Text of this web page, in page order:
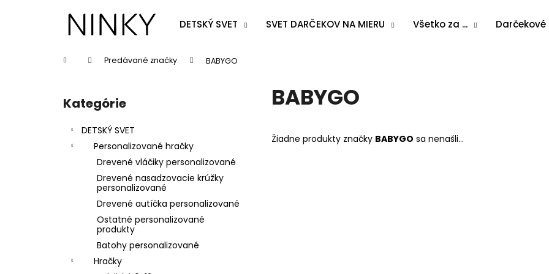
DETSKÝ SVET SVET DARČEKOV NA MIERU Všetko za ... Darčekové
Domov Predávané značky BABYGO
Preskočiť
kategórie
Kategórie
DETSKÝ SVET
Personalizované hračky
Drevené vláčiky personalizované
Drevené nasadzovacie krúžky
personalizované
Drevené autíčka personalizované
Ostatné personalizované
produkty
Batohy personalizované
Hračky
BABYGO
Žiadne produkty značky BABYGO sa nenašli...